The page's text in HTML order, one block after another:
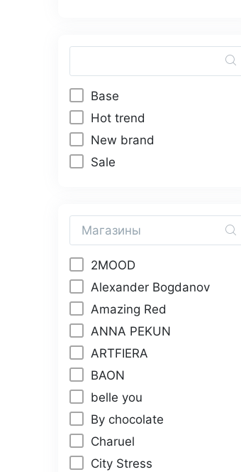
Base
Hot trend
New brand
Sale
2MOOD
Alexander Bogdanov
Amazing Red
ANNA PEKUN
ARTFIERA
BAON
belle you
By chocolate
Charuel
City Stress